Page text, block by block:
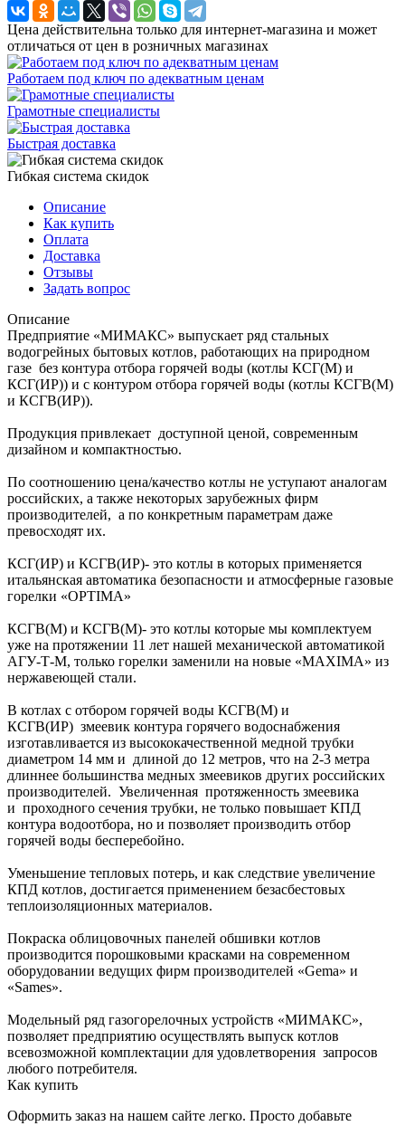
Цена действительна только для интернет-магазина и может
отличаться от цен в розничных магазинах
Работаем под ключ по адекватным ценам
Грамотные специалисты
Быстрая доставка
Гибкая система скидок
Описание
Как купить
Оплата
Доставка
Отзывы
Задать вопрос
Описание
Предприятие «МИМАКС» выпускает ряд стальных
водогрейных бытовых котлов, работающих на природном
газе без контура отбора горячей воды (котлы КСГ(М) и
КСГ(ИР)) и с контуром отбора горячей воды (котлы КСГВ(М)
и КСГВ(ИР)).
Продукция привлекает доступной ценой, современным
дизайном и компактностью.
По соотношению цена/качество котлы не уступают аналогам
российских, а также некоторых зарубежных фирм
производителей, а по конкретным параметрам даже
превосходят их.
КСГ(ИР) и КСГВ(ИР)- это котлы в которых применяется
итальянская автоматика безопасности и атмосферные газовые
горелки «OPTIMA»
КСГВ(М) и КСГВ(М)- это котлы которые мы комплектуем
уже на протяжении 11 лет нашей механической автоматикой
АГУ-Т-М, только горелки заменили на новые «MAXIMA» из
нержавеющей стали.
В котлах с отбором горячей воды КСГВ(М) и
КСГВ(ИР) змеевик контура горячего водоснабжения
изготавливается из высококачественной медной трубки
диаметром 14 мм и длиной до 12 метров, что на 2-3 метра
длиннее большинства медных змеевиков других российских
производителей. Увеличенная протяженность змеевика
и проходного сечения трубки, не только повышает КПД
контура водоотбора, но и позволяет производить отбор
горячей воды бесперебойно.
Уменьшение тепловых потерь, и как следствие увеличение
КПД котлов, достигается применением безасбестовых
теплоизоляционных материалов.
Покраска облицовочных панелей обшивки котлов
производится порошковыми красками на современном
оборудовании ведущих фирм производителей «Gema» и
«Sames».
Модельный ряд газогорелочных устройств «МИМАКС»,
позволяет предприятию осуществлять выпуск котлов
всевозможной комплектации для удовлетворения запросов
любого потребителя.
Как купить
Оформить заказ на нашем сайте легко. Просто добавьте